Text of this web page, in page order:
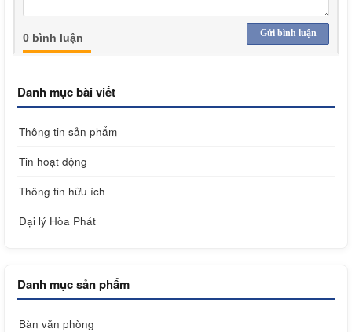
Gửi bình luận
0 bình luận
Danh mục bài viết
Thông tin sản phẩm
Tin hoạt động
Thông tin hữu ích
Đại lý Hòa Phát
Danh mục sản phẩm
Bàn văn phòng